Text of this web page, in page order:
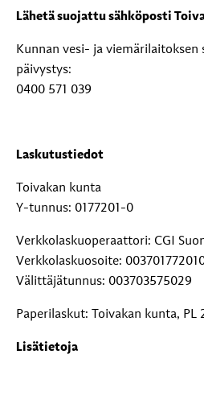
Lähetä suojattu sähköposti
Kunnan vesi- ja
päivystys:
0400 571 039
Laskutustiedot
Toivakan kunta
Y-tunnus: 0177201-0
Verkkolaskuoperaattori: CGI
Verkkolaskuosoite:
Välittäjätunnus: 003703575029
Paperilaskut: Toivakan kunta, PL
Lisätietoja